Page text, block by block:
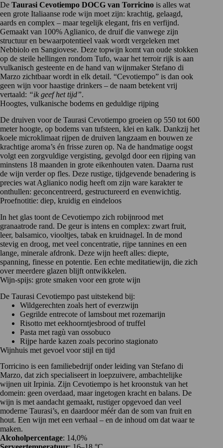
De Taurasi Cevotiempo DOCG van Torricino is alles wat
een grote Italiaanse rode wijn moet zijn: krachtig, gelaagd,
aards en complex – maar tegelijk elegant, fris en verfijnd.
Gemaakt van 100% Aglianico, de druif die vanwege zijn
structuur en bewaarpotentieel vaak wordt vergeleken met
Nebbiolo en Sangiovese. Deze topwijn komt van oude stokken
op de steile hellingen rondom Tufo, waar het terroir rijk is aan
vulkanisch gesteente en de hand van wijnmaker Stefano di
Marzo zichtbaar wordt in elk detail. “Cevotiempo” is dan ook
geen wijn voor haastige drinkers – de naam betekent vrij
vertaald: “ik geef het tijd”.
Hoogtes, vulkanische bodems en geduldige rijping
De druiven voor de Taurasi Cevotiempo groeien op 550 tot 600
meter hoogte, op bodems van tufsteen, klei en kalk. Dankzij het
koele microklimaat rijpen de druiven langzaam en bouwen ze
krachtige aroma’s én frisse zuren op. Na de handmatige oogst
volgt een zorgvuldige vergisting, gevolgd door een rijping van
minstens 18 maanden in grote eikenhouten vaten. Daarna rust
de wijn verder op fles. Deze rustige, tijdgevende benadering is
precies wat Aglianico nodig heeft om zijn ware karakter te
onthullen: geconcentreerd, gestructureerd en evenwichtig.
Proefnotitie: diep, kruidig en eindeloos
In het glas toont de Cevotiempo zich robijnrood met
granaatrode rand. De geur is intens en complex: zwart fruit,
leer, balsamico, viooltjes, tabak en kruidnagel. In de mond
stevig en droog, met veel concentratie, rijpe tannines en een
lange, minerale afdronk. Deze wijn heeft alles: diepte,
spanning, finesse en potentie. Een echte meditatiewijn, die zich
over meerdere glazen blijft ontwikkelen.
Wijn-spijs: grote smaken voor een grote wijn
De Taurasi Cevotiempo past uitstekend bij:
Wildgerechten zoals hert of everzwijn
Gegrilde entrecote of lamsbout met rozemarijn
Risotto met eekhoorntjesbrood of truffel
Pasta met ragù van ossobuco
Rijpe harde kazen zoals pecorino stagionato
Wijnhuis met gevoel voor stijl en tijd
Torricino is een familiebedrijf onder leiding van Stefano di
Marzo, dat zich specialiseert in loepzuivere, ambachtelijke
wijnen uit Irpinia. Zijn Cevotiempo is het kroonstuk van het
domein: geen overdaad, maar ingetogen kracht en balans. De
wijn is met aandacht gemaakt, rustiger opgevoed dan veel
moderne Taurasi’s, en daardoor méér dan de som van fruit en
hout. Een wijn met een verhaal – en de inhoud om dat waar te
maken.
Alcoholpercentage: 14,0%